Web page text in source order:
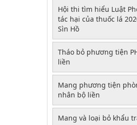
Hội thi tìm hiểu Luật
tác hại của thuốc lá
Sìn Hồ
Tháo bỏ phương tiện
liền
Mang phương tiện
nhân bộ liền
Mang và loại bỏ khẩu